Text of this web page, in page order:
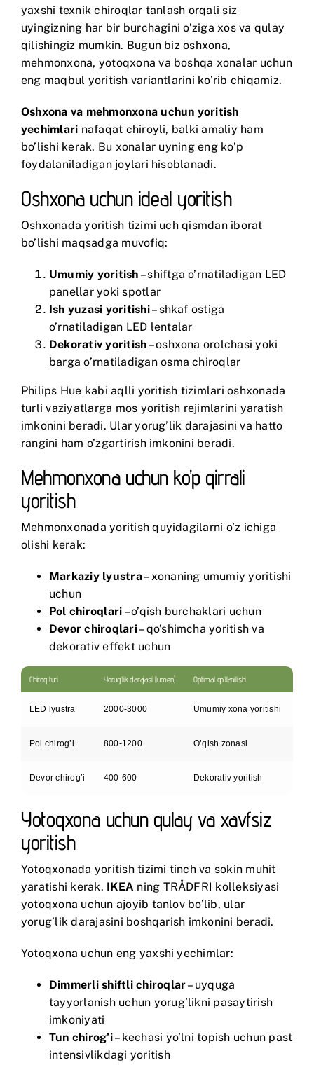
yaxshi texnik chiroqlar tanlash orqali siz
uyingizning har bir burchagini o’ziga xos va qulay
qilishingiz mumkin. Bugun biz oshxona,
mehmonxona, yotoqxona va boshqa xonalar uchun
eng maqbul yoritish variantlarini ko’rib chiqamiz.
Oshxona va mehmonxona uchun yoritish
yechimlari nafaqat chiroyli, balki amaliy ham
bo’lishi kerak. Bu xonalar uyning eng ko’p
foydalaniladigan joylari hisoblanadi.
Oshxona uchun ideal yoritish
Oshxonada yoritish tizimi uch qismdan iborat
bo’lishi maqsadga muvofiq:
Umumiy yoritish – shiftga o’rnatiladigan LED
panellar yoki spotlar
Ish yuzasi yoritishi– shkaf ostiga
o’rnatiladigan LED lentalar
Dekorativ yoritish – oshxona orolchasi yoki
barga o’rnatiladigan osma chiroqlar
Philips Hue kabi aqlli yoritish tizimlari oshxonada
turli vaziyatlarga mos yoritish rejimlarini yaratish
imkonini beradi. Ular yorug’lik darajasini va hatto
rangini ham o’zgartirish imkonini beradi.
Mehmonxona uchun ko’p qirrali
yoritish
Mehmonxonada yoritish quyidagilarni o’z ichiga
olishi kerak:
Markaziy lyustra– xonaning umumiy yoritishi
uchun
Pol chiroqlari – o’qish burchaklari uchun
Devor chiroqlari– qo’shimcha yoritish va
dekorativ effekt uchun
Chiroq turi Yorug’lik darajasi (lumen) Optimal qo’llanilishi
LED lyustra 2000-3000 Umumiy xona yoritishi
Pol chirog’i 800-1200 O’qish zonasi
Devor chirog’i 400-600 Dekorativ yoritish
Yotoqxona uchun qulay va xavfsiz
yoritish
Yotoqxonada yoritish tizimi tinch va sokin muhit
yaratishi kerak. IKEA ning TRÅDFRI kolleksiyasi
yotoqxona uchun ajoyib tanlov bo’lib, ular
yorug’lik darajasini boshqarish imkonini beradi.
Yotoqxona uchun eng yaxshi yechimlar:
Dimmerli shiftli chiroqlar– uyquga
tayyorlanish uchun yorug’likni pasaytirish
imkoniyati
Tun chirog’i– kechasi yo’lni topish uchun past
intensivlikdagi yoritish